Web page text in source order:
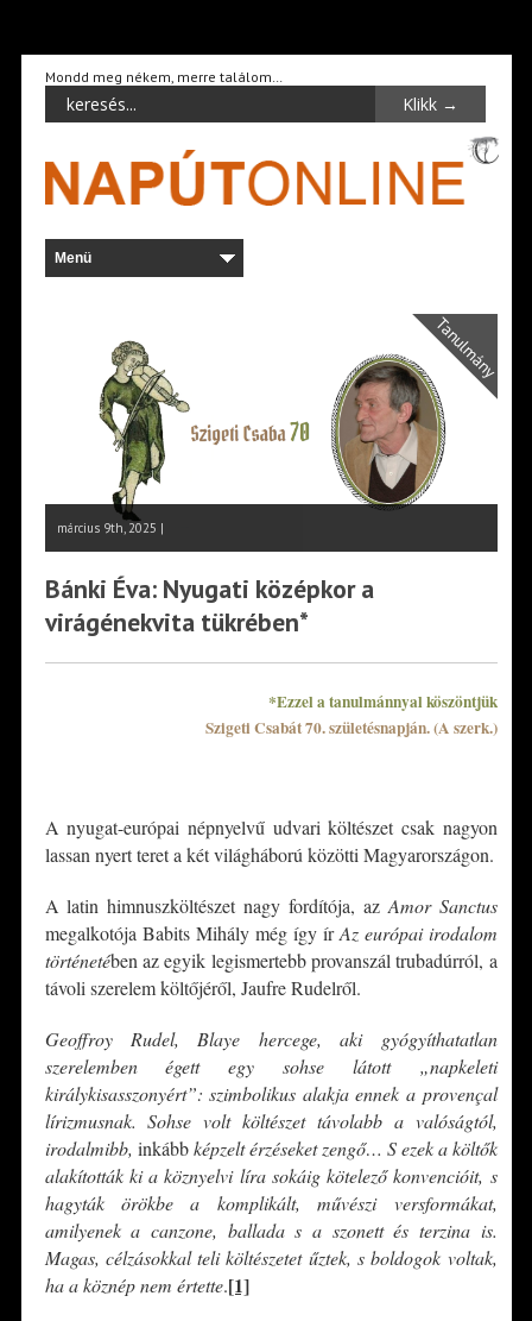
Mondd meg nékem, merre találom…
Tanulmány
március 9th, 2025 |
Bánki Éva: Nyugati középkor a
virágénekvita tükrében*
*Ezzel a tanulmánnyal köszöntjük
Szigeti Csabát 70. születésnapján. (A szerk.)
A nyugat-európai népnyelvű udvari költészet csak nagyon
lassan nyert teret a két világháború közötti Magyarországon.
A latin himnuszköltészet nagy fordítója, az Amor Sanctus
megalkotója Babits Mihály még így írAz európai irodalom
történetében az egyik legismertebb provanszál trubadúrról, a
távoli szerelem költőjéről, Jaufre Rudelről.
Geoffroy Rudel, Blaye hercege, aki gyógyíthatatlan
szerelemben égett egy sohse látott „napkeleti
királykisasszonyért”: szimbolikus alakja ennek a provençal
lírizmusnak. Sohse volt költészet távolabb a valóságtól,
irodalmibb, inkábbképzelt érzéseket zengő… S ezek a költők
alakították ki a köznyelvi líra sokáig kötelező konvencióit, s
hagyták örökbe a komplikált, művészi versformákat,
amilyenek a canzone, ballada s a szonett és terzina is.
Magas, célzásokkal teli költészetet űztek, s boldogok voltak,
ha a köznép nem értette.[1]